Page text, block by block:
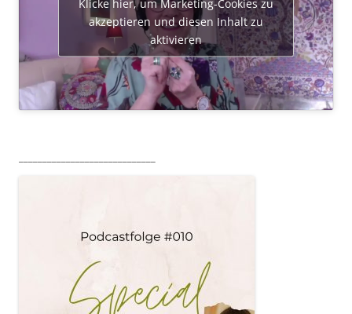
Klicke hier, um Marketing-Cookies zu
akzeptieren und diesen Inhalt zu
aktivieren